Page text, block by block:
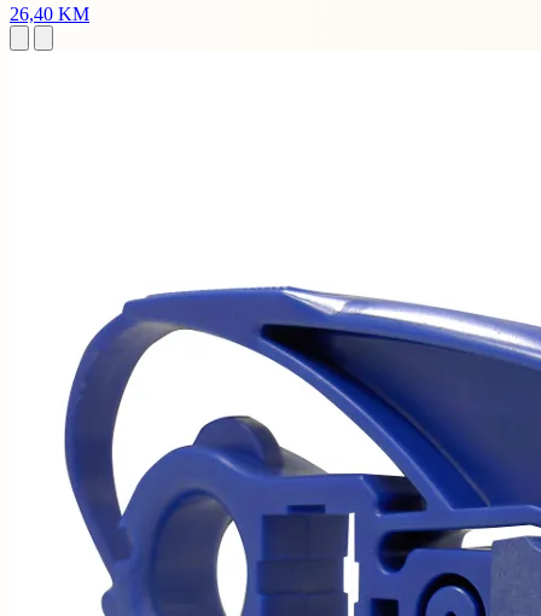
26,40 KM